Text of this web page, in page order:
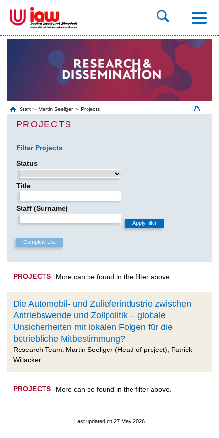
Start Martin Seeliger Projects
PROJECTS
Filter Projects
Status
Title
Staff (Surname)
PROJECTS More can be found in the filter above.
Die Automobil- und Zulieferindustrie zwischen
Antriebswende und Zollpolitik – globale
Unsicherheiten mit lokalen Folgen für die
betriebliche Mitbestimmung?
Research Team: Martin Seeliger (Head of project); Patrick
Willacker
PROJECTS More can be found in the filter above.
Last updated on 27 May 2026